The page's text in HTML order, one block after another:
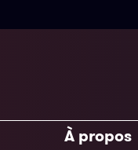
À propos